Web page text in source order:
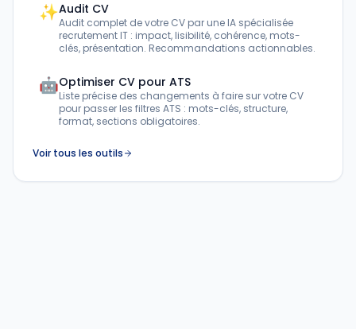
✨Audit CV
Audit complet de votre CV par une IA spécialisée
recrutement IT : impact, lisibilité, cohérence, mots-
clés, présentation. Recommandations actionnables.
🤖Optimiser CV pour ATS
Liste précise des changements à faire sur votre CV
pour passer les filtres ATS : mots-clés, structure,
format, sections obligatoires.
Voir tous les outils